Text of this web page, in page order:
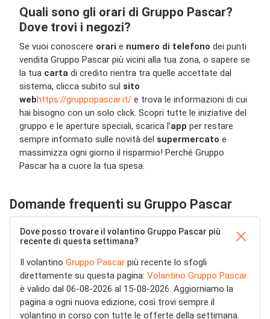
Quali sono gli orari di Gruppo Pascar?
Dove trovi i negozi?
Se vuoi conoscere orari e numero di telefono dei punti
vendita Gruppo Pascar più vicini alla tua zona, o sapere se
la tua carta di credito rientra tra quelle accettate dal
sistema, clicca subito sul sito
webhttps://gruppopascar.it/ e trova le informazioni di cui
hai bisogno con un solo click. Scopri tutte le iniziative del
gruppo e le aperture speciali, scarica l’app per restare
sempre informato sulle novità del supermercato e
massimizza ogni giorno il risparmio! Perché Gruppo
Pascar ha a cuore la tua spesa.
Domande frequenti su Gruppo Pascar
Dove posso trovare il volantino Gruppo Pascar più
recente di questa settimana?
Il volantino Gruppo Pascar più recente lo sfogli
direttamente su questa pagina: Volantino Gruppo Pascar
è valido dal 06-08-2026 al 15-08-2026. Aggiorniamo la
pagina a ogni nuova edizione, così trovi sempre il
volantino in corso con tutte le offerte della settimana.